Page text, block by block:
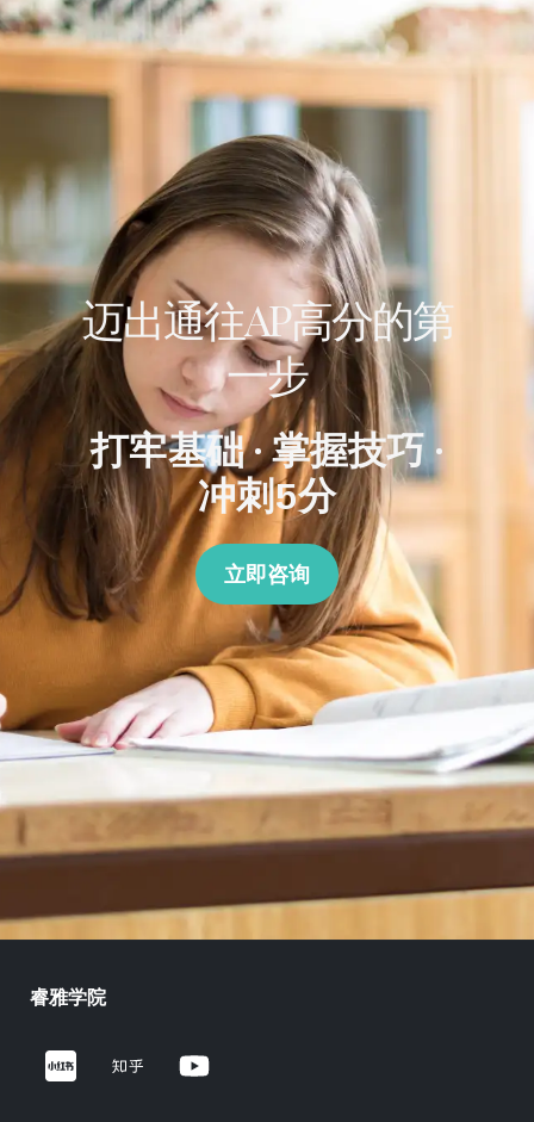
迈出通往AP高分的第
一步
打牢基础 · 掌握技巧 ·
冲刺5分
立即咨询
睿雅学院
h
Y
o